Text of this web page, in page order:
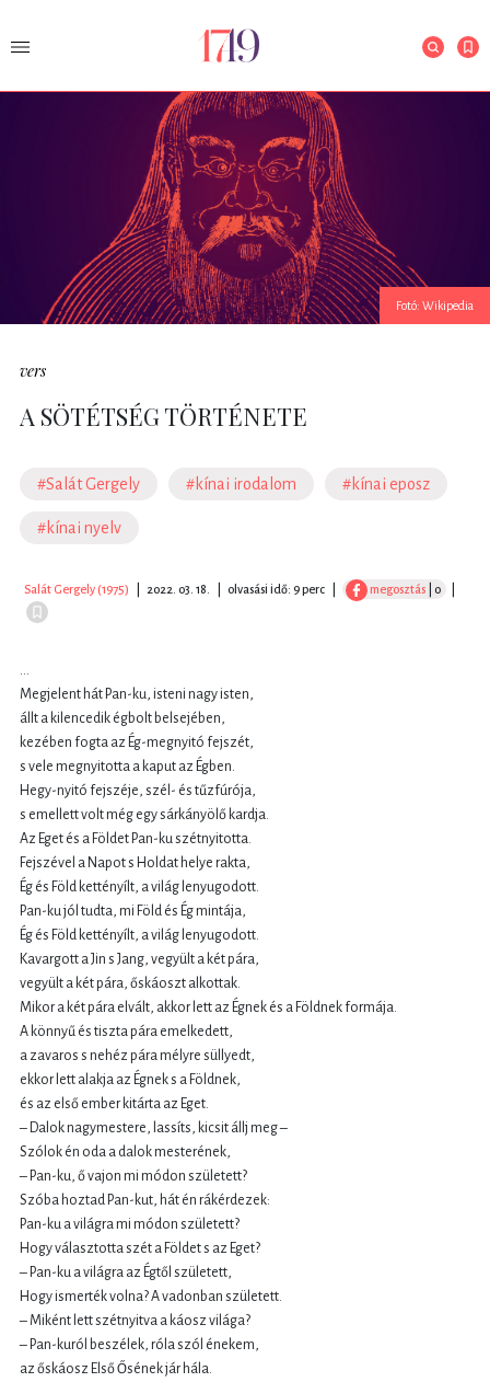
Fotó: Wikipedia
vers
A SÖTÉTSÉG TÖRTÉNETE
#Salát Gergely #kínai irodalom #kínai eposz
#kínai nyelv
Salát Gergely (1975) 2022. 03. 18. olvasási idő: 9 perc megosztás | 0
…
Megjelent hát Pan-ku, isteni nagy isten,
állt a kilencedik égbolt belsejében,
kezében fogta az Ég-megnyitó fejszét,
s vele megnyitotta a kaput az Égben.
Hegy-nyitó fejszéje, szél- és tűzfúrója,
s emellett volt még egy sárkányölő kardja.
Az Eget és a Földet Pan-ku szétnyitotta.
Fejszével a Napot s Holdat helye rakta,
Ég és Föld kettényílt, a világ lenyugodott.
Pan-ku jól tudta, mi Föld és Ég mintája,
Ég és Föld kettényílt, a világ lenyugodott.
Kavargott a Jin s Jang, vegyült a két pára,
vegyült a két pára, őskáoszt alkottak.
Mikor a két pára elvált, akkor lett az Égnek és a Földnek formája.
A könnyű és tiszta pára emelkedett,
a zavaros s nehéz pára mélyre süllyedt,
ekkor lett alakja az Égnek s a Földnek,
és az első ember kitárta az Eget.
– Dalok nagymestere, lassíts, kicsit állj meg –
Szólok én oda a dalok mesterének,
– Pan-ku, ő vajon mi módon született?
Szóba hoztad Pan-kut, hát én rákérdezek:
Pan-ku a világra mi módon született?
Hogy választotta szét a Földet s az Eget?
– Pan-ku a világra az Égtől született,
Hogy ismerték volna? A vadonban született.
– Miként lett szétnyitva a káosz világa?
– Pan-kuról beszélek, róla szól énekem,
az őskáosz Első Ősének jár hála.